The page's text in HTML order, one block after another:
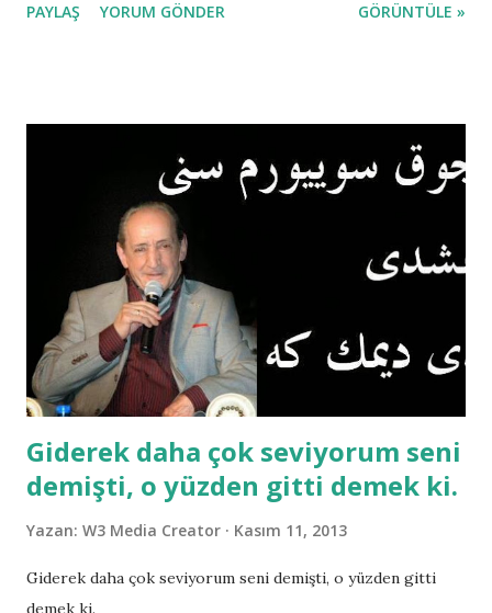
PAYLAŞ YORUM GÖNDER GÖRÜNTÜLE »
Giderek daha çok seviyorum seni
demişti, o yüzden gitti demek ki.
Yazan: W3 Media Creator Kasım 11, 2013
Giderek daha çok seviyorum seni demişti, o yüzden gitti
demek ki.